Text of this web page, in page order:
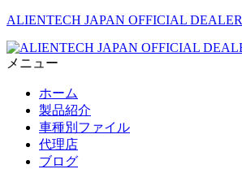
ALIENTECH JAPAN OFFICIAL DEALER
メニュー
ホーム
製品紹介
車種別ファイル
代理店
ブログ